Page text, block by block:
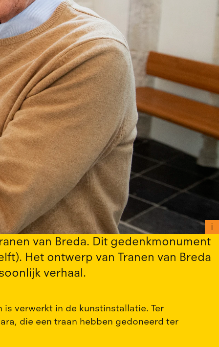
van Breda. Dit gedenkmonument
Het ontwerp van Tranen van Breda
verhaal.
verwerkt in de kunstinstallatie. Ter
die een traan hebben gedoneerd ter